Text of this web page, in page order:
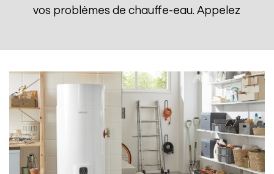
vos problèmes de chauffe-eau. Appelez